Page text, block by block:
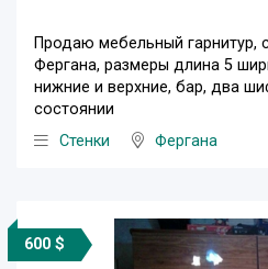
Продаю мебельный гарнитур,
Фергана, размеры длина 5
нижние и верхние, бар, два
состоянии
Стенки
Фергана
600 $